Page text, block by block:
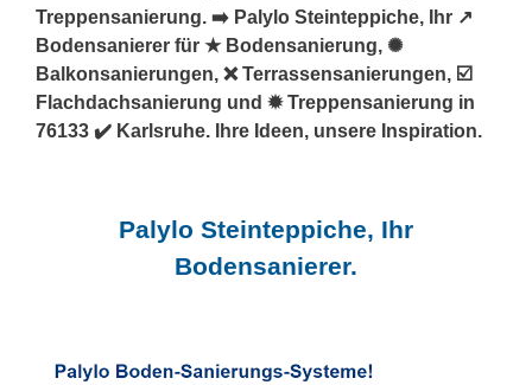
Treppensanierung. ➡️ Palylo Steinteppiche, Ihr ↗️
Bodensanierer für ★ Bodensanierung, ✺
Balkonsanierungen, ❌ Terrassensanierungen, ☑️
Flachdachsanierung und ✹ Treppensanierung in
76133 ✔️ Karlsruhe. Ihre Ideen, unsere Inspiration.
Palylo Steinteppiche, Ihr
Bodensanierer.